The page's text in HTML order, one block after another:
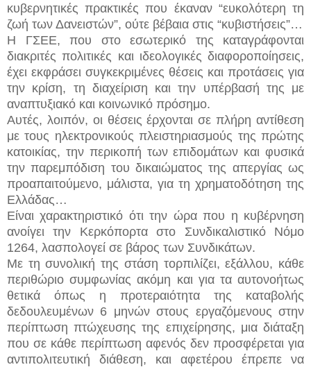
κυβερνητικές πρακτικές που έκαναν “ευκολότερη τη
ζωή των Δανειστών”, ούτε βέβαια στις “κυβιστήσεις”…
Η ΓΣΕΕ, που στο εσωτερικό της καταγράφονται
διακριτές πολιτικές και ιδεολογικές διαφοροποίησεις,
έχει εκφράσει συγκεκριμένες θέσεις και προτάσεις για
την κρίση, τη διαχείριση και την υπέρβασή της με
αναπτυξιακό και κοινωνικό πρόσημο.
Αυτές, λοιπόν, οι θέσεις έρχονται σε πλήρη αντίθεση
με τους ηλεκτρονικούς πλειστηριασμούς της πρώτης
κατοικίας, την περικοπή των επιδομάτων και φυσικά
την παρεμπόδιση του δικαιώματος της απεργίας ως
προαπαιτούμενο, μάλιστα, για τη χρηματοδότηση της
Ελλάδας…
Είναι χαρακτηριστικό ότι την ώρα που η κυβέρνηση
ανοίγει την Κερκόπορτα στο Συνδικαλιστικό Νόμο
1264, λασπολογεί σε βάρος των Συνδικάτων.
Με τη συνολική της στάση τορπιλίζει, εξάλλου, κάθε
περιθώριο συμφωνίας ακόμη και για τα αυτονοήτως
θετικά όπως η προτεραιότητα της καταβολής
δεδουλευμένων 6 μηνών στους εργαζόμενους στην
περίπτωση πτώχευσης της επιχείρησης, μια διάταξη
που σε κάθε περίπτωση αφενός δεν προσφέρεται για
αντιπολιτευτική διάθεση, και αφετέρου έπρεπε να